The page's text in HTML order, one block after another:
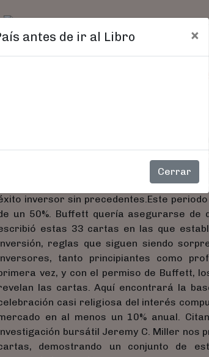
antes de ir al Libro ×
Cerrar
Reglas Básicas
A los 26 años, Warren Buffett fundó
1970. Durante este tiempo,escribió 33
Estas cartas son la crónica de sus
inmediatamente anterior a su mandato en
inversor sin precedentes.Este
un 50%. Buffett quería asegurarse de
estas 33 cartas en las que
reglas que siguen siendo
tanto principiantes como
vez, y con el permiso de Buffett,
las cartas. Aquí encontrará la
casi religiosa del interés
en al menos un 10% anual.
bursátil Jeremy C. Miller nos
demostrando un conjunto de